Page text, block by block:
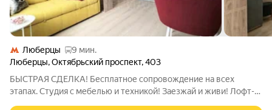
Люберцы
9 мин.
Люберцы,Октябрьский проспект,403
БЫСТРАЯ СДЕЛКА! Бесплатное сопровождение на всех
этапах. Студия с мебелью и техникой! Заезжай и живи! Лофт-